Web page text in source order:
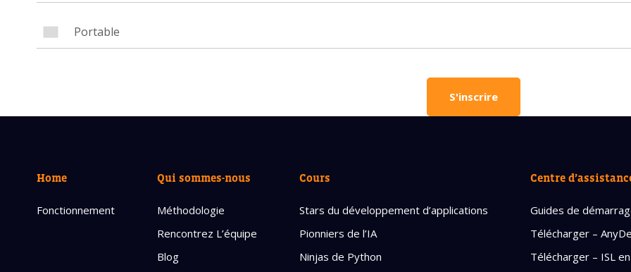
S'inscrire
Home
Fonctionnement
Qui sommes-nous
Méthodologie
Rencontrez L’équipe
Blog
Cours
Stars du développement d’applications
Pionniers de l’IA
Ninjas de Python
Centre
Guides de
Télécharger –
Télécharger – ISL